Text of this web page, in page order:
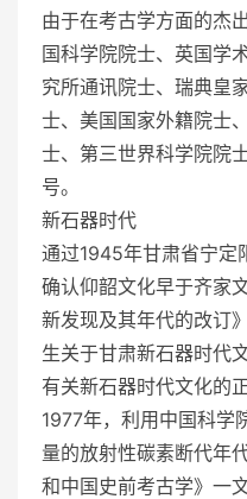
由于在考古学方面的杰
国科学院院士、英国学
究所通讯院士、瑞典皇
士、美国国家外籍院士
士、第三世界科学院院
号。
新石器时代
通过1945年甘肃省宁定
确认仰韶文化早于齐家
新发现及其年代的改订
生关于甘肃新石器时代
有关新石器时代文化的
1977年，利用中国科学
量的放射性碳素断代年
和中国史前考古学》一